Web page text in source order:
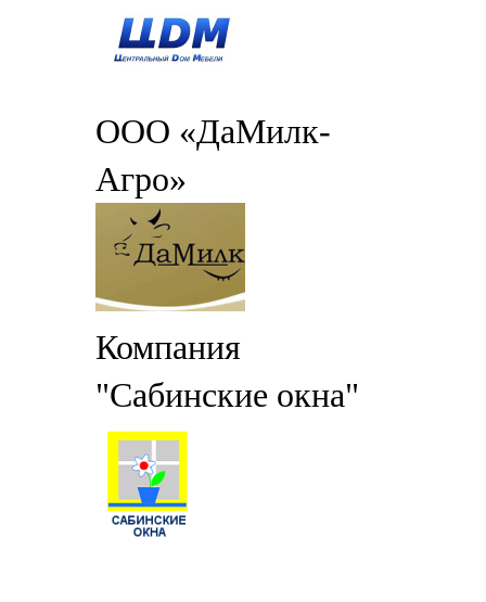
ООО «ДаМилк-
Агро»
Компания
"Сабинские окна"